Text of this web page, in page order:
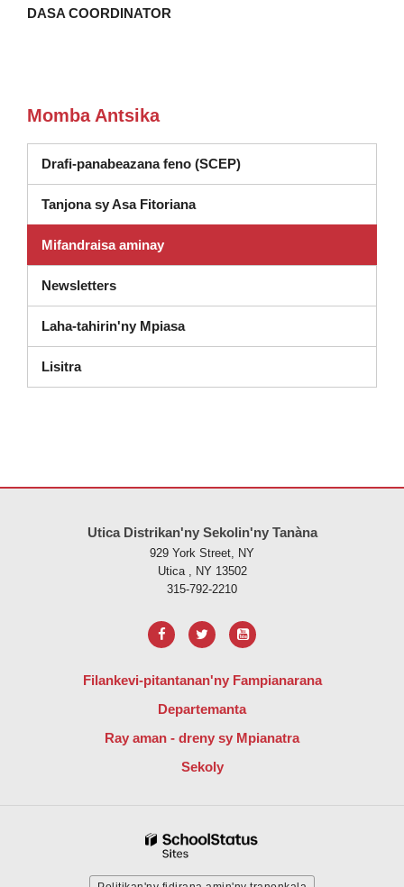
DASA COORDINATOR
Momba Antsika
Drafi-panabeazana feno (SCEP)
Tanjona sy Asa Fitoriana
Mifandraisa aminay
Newsletters
Laha-tahirin'ny Mpiasa
Lisitra(misokatra anatin'ny fikandrana vaovao)
Utica Distrikan'ny Sekolin'ny Tanàna
929 York Street, NY
Utica , NY 13502
315-792-2210
Filankevi-pitantanan'ny Fampianarana
Departemanta
Ray aman - dreny sy Mpianatra
Sekoly